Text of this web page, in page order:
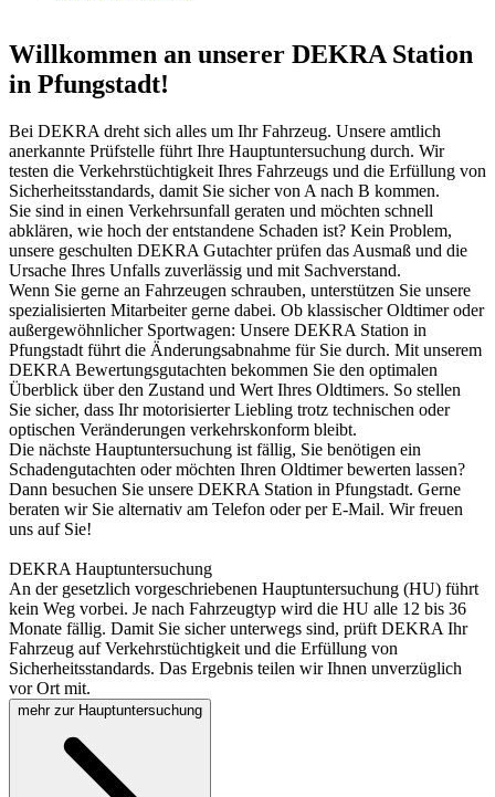
Willkommen an unserer DEKRA Station
in Pfungstadt!
Bei DEKRA dreht sich alles um Ihr Fahrzeug. Unsere amtlich
anerkannte Prüfstelle führt Ihre Hauptuntersuchung durch. Wir
testen die Verkehrstüchtigkeit Ihres Fahrzeugs und die Erfüllung von
Sicherheitsstandards, damit Sie sicher von A nach B kommen.
Sie sind in einen Verkehrsunfall geraten und möchten schnell
abklären, wie hoch der entstandene Schaden ist? Kein Problem,
unsere geschulten DEKRA Gutachter prüfen das Ausmaß und die
Ursache Ihres Unfalls zuverlässig und mit Sachverstand.
Wenn Sie gerne an Fahrzeugen schrauben, unterstützen Sie unsere
spezialisierten Mitarbeiter gerne dabei. Ob klassischer Oldtimer oder
außergewöhnlicher Sportwagen: Unsere DEKRA Station in
Pfungstadt führt die Änderungsabnahme für Sie durch. Mit unserem
DEKRA Bewertungsgutachten bekommen Sie den optimalen
Überblick über den Zustand und Wert Ihres Oldtimers. So stellen
Sie sicher, dass Ihr motorisierter Liebling trotz technischen oder
optischen Veränderungen verkehrskonform bleibt.
Die nächste Hauptuntersuchung ist fällig, Sie benötigen ein
Schadengutachten oder möchten Ihren Oldtimer bewerten lassen?
Dann besuchen Sie unsere DEKRA Station in Pfungstadt. Gerne
beraten wir Sie alternativ am Telefon oder per E-Mail. Wir freuen
uns auf Sie!
DEKRA Hauptuntersuchung
An der gesetzlich vorgeschriebenen Hauptuntersuchung (HU) führt
kein Weg vorbei. Je nach Fahrzeugtyp wird die HU alle 12 bis 36
Monate fällig. Damit Sie sicher unterwegs sind, prüft DEKRA Ihr
Fahrzeug auf Verkehrstüchtigkeit und die Erfüllung von
Sicherheitsstandards. Das Ergebnis teilen wir Ihnen unverzüglich
vor Ort mit.
mehr zur Hauptuntersuchung